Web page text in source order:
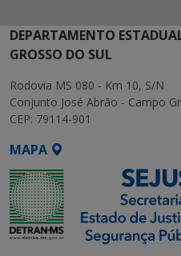
DEPARTAMENTO
GROSSO DO SUL
Rodovia MS 080 - Km 10, S/N
Conjunto José Abrão - Campo
CEP: 79114-901
MAPA